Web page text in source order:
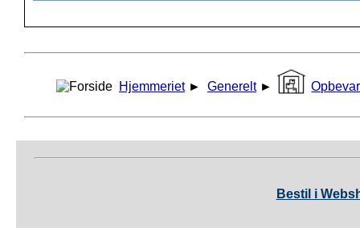
Hjemmeriet ► Generelt ►
Bestil i